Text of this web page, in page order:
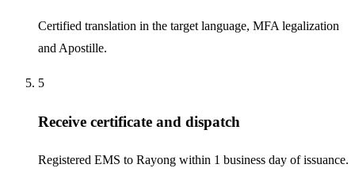
Certified translation in the target language, MFA legalization
and Apostille.
5
Receive certificate and dispatch
Registered EMS to Rayong within 1 business day of issuance.